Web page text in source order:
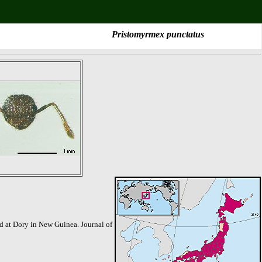
Pristomyrmex punctatus
at Dory in New Guinea. Journal of